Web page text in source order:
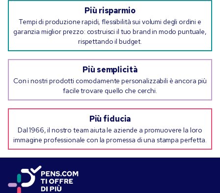
Più risparmio
Tempi di produzione rapidi, flessibilità sui volumi degli ordini e
garanzia miglior prezzo: costruisci il tuo brand in modo puntuale,
rispettando il budget.
Più semplicità
Con i nostri prodotti comodamente personalizzabili è ancora più
facile trovare quello che cerchi.
Più fiducia
Dal 1966, il nostro team aiuta le aziende a promuovere la loro
immagine professionale con la promessa di una stampa perfetta.